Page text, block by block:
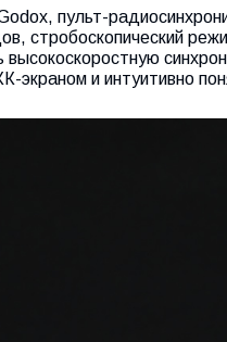
пульт-
стробоскопический
экраном и интуитивно